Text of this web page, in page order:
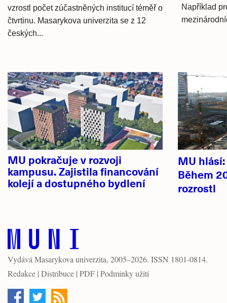
vzrostl počet zúčastněných institucí téměř o
čtvrtinu. Masarykova univerzita se z 12
českých...
Například
Hlavní
novinky
MU pokračuje v rozvoji
kampusu. Zajistila financování
kolejí a dostupného bydlení
MU
Během
rozrostl
Vydává Masarykova univerzita, 2005–2026. ISSN 1801-0814.
Redakce | Distribuce | PDF | Podmínky užití